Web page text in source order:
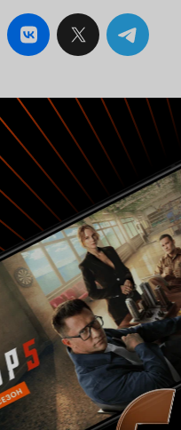
и не появился. Слежу за
объявления о
старался быть в курсе
которые
у них далеко не сахар.
напряжение, и
внештатные
разъезды, жизнь в
Сериал знакомит зрителей с
под руководством
Владимира Ковалёва,
дружбе и
«– У нас нет главного героя.
шести человек. В первой и
все на экране. А в
истории каждого из
накануне съёмок
Роман Гапанюк. – Мы
полноценное интересное
В советском кино была
про ЛЭП (линия
– «Карьера Димы Горина»
Демьяненко,